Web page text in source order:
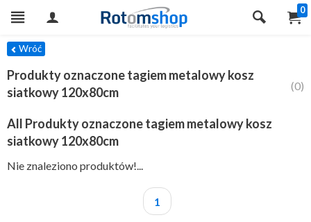
0
Wróć
Produkty oznaczone tagiem metalowy kosz
siatkowy 120x80cm
(0)
All Produkty oznaczone tagiem metalowy kosz
siatkowy 120x80cm
Nie znaleziono produktów!...
1